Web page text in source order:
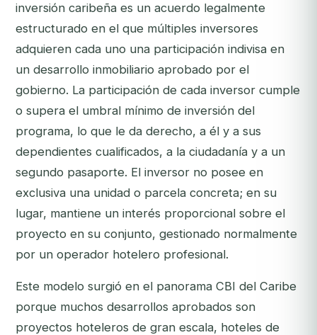
inversión caribeña es un acuerdo legalmente
estructurado en el que múltiples inversores
adquieren cada uno una participación indivisa en
un desarrollo inmobiliario aprobado por el
gobierno. La participación de cada inversor cumple
o supera el umbral mínimo de inversión del
programa, lo que le da derecho, a él y a sus
dependientes cualificados, a la ciudadanía y a un
segundo pasaporte. El inversor no posee en
exclusiva una unidad o parcela concreta; en su
lugar, mantiene un interés proporcional sobre el
proyecto en su conjunto, gestionado normalmente
por un operador hotelero profesional.
Este modelo surgió en el panorama CBI del Caribe
porque muchos desarrollos aprobados son
proyectos hoteleros de gran escala, hoteles de